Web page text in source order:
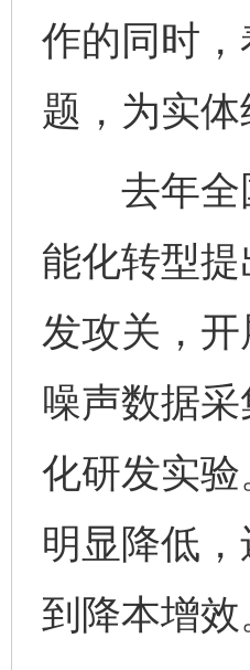
作的同时
题，为实
去年全国
能化转型
发攻关，
噪声数据
化研发实
明显降低
到降本增效